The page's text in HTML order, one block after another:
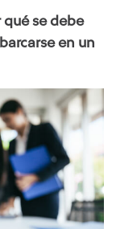
se debe
en un